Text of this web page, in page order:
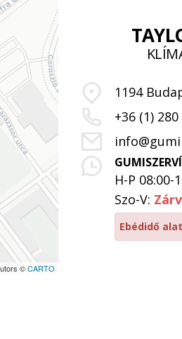
©CARTO
1194
+36 (1)
H-P 08:00-
Szo-V:
Ebédidő